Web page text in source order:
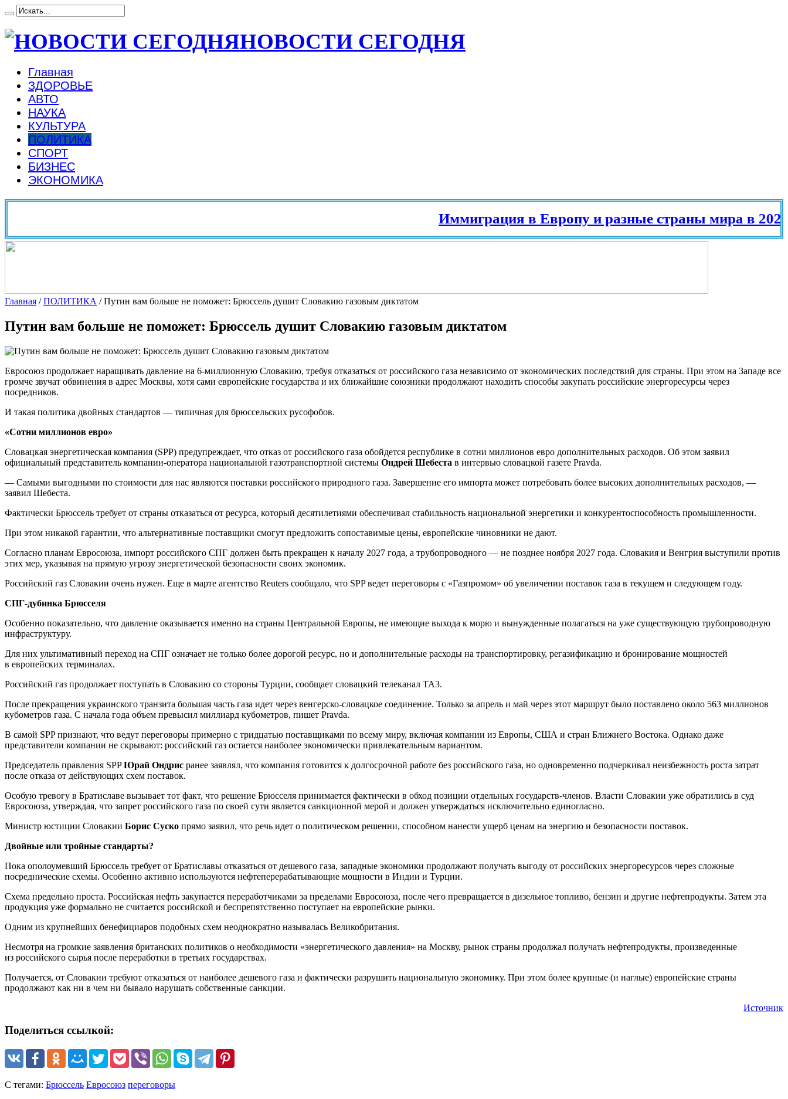
НОВОСТИ СЕГОДНЯ
Главная
ЗДОРОВЬЕ
АВТО
НАУКА
КУЛЬТУРА
ПОЛИТИКА
СПОРТ
БИЗНЕС
ЭКОНОМИКА
Иммиграция в Европу и разные страны мира в 2025 году
Главная /ПОЛИТИКА /Путин вам больше не поможет: Брюссель душит Словакию газовым диктатом
Путин вам больше не поможет: Брюссель душит Словакию газовым диктатом
Евросоюз продолжает наращивать давление на 6-миллионную Словакию, требуя отказаться от российского газа независимо от экономических последствий для страны. При этом на Западе все
громче звучат обвинения в адрес Москвы, хотя сами европейские государства и их ближайшие союзники продолжают находить способы закупать российские энергоресурсы через
посредников.
И такая политика двойных стандартов — типичная для брюссельских русофобов.
«Сотни миллионов евро»
Словацкая энергетическая компания (SPP) предупреждает, что отказ от российского газа обойдется республике в сотни миллионов евро дополнительных расходов. Об этом заявил
официальный представитель компании-оператора национальной газотранспортной системы Ондрей Шебеста в интервью словацкой газете Pravda.
— Самыми выгодными по стоимости для нас являются поставки российского природного газа. Завершение его импорта может потребовать более высоких дополнительных расходов, —
заявил Шебеста.
Фактически Брюссель требует от страны отказаться от ресурса, который десятилетиями обеспечивал стабильность национальной энергетики и конкурентоспособность промышленности.
При этом никакой гарантии, что альтернативные поставщики смогут предложить сопоставимые цены, европейские чиновники не дают.
Согласно планам Евросоюза, импорт российского СПГ должен быть прекращен к началу 2027 года, а трубопроводного — не позднее ноября 2027 года. Словакия и Венгрия выступили против
этих мер, указывая на прямую угрозу энергетической безопасности своих экономик.
Российский газ Словакии очень нужен. Еще в марте агентство Reuters сообщало, что SPP ведет переговоры с «Газпромом» об увеличении поставок газа в текущем и следующем году.
СПГ-дубинка Брюсселя
Особенно показательно, что давление оказывается именно на страны Центральной Европы, не имеющие выхода к морю и вынужденные полагаться на уже существующую трубопроводную
инфраструктуру.
Для них ультимативный переход на СПГ означает не только более дорогой ресурс, но и дополнительные расходы на транспортировку, регазификацию и бронирование мощностей
в европейских терминалах.
Российский газ продолжает поступать в Словакию со стороны Турции, сообщает словацкий телеканал TA3.
После прекращения украинского транзита большая часть газа идет через венгерско-словацкое соединение. Только за апрель и май через этот маршрут было поставлено около 563 миллионов
кубометров газа. С начала года объем превысил миллиард кубометров, пишет Pravda.
В самой SPP признают, что ведут переговоры примерно с тридцатью поставщиками по всему миру, включая компании из Европы, США и стран Ближнего Востока. Однако даже
представители компании не скрывают: российский газ остается наиболее экономически привлекательным вариантом.
Председатель правления SPPЮрай Ондрис ранее заявлял, что компания готовится к долгосрочной работе без российского газа, но одновременно подчеркивал неизбежность роста затрат
после отказа от действующих схем поставок.
Особую тревогу в Братиславе вызывает тот факт, что решение Брюсселя принимается фактически в обход позиции отдельных государств-членов. Власти Словакии уже обратились в суд
Евросоюза, утверждая, что запрет российского газа по своей сути является санкционной мерой и должен утверждаться исключительно единогласно.
Министр юстиции Словакии Борис Суско прямо заявил, что речь идет о политическом решении, способном нанести ущерб ценам на энергию и безопасности поставок.
Двойные или тройные стандарты?
Пока ополоумевший Брюссель требует от Братиславы отказаться от дешевого газа, западные экономики продолжают получать выгоду от российских энергоресурсов через сложные
посреднические схемы. Особенно активно используются нефтеперерабатывающие мощности в Индии и Турции.
Схема предельно проста. Российская нефть закупается переработчиками за пределами Евросоюза, после чего превращается в дизельное топливо, бензин и другие нефтепродукты. Затем эта
продукция уже формально не считается российской и беспрепятственно поступает на европейские рынки.
Одним из крупнейших бенефициаров подобных схем неоднократно называлась Великобритания.
Несмотря на громкие заявления британских политиков о необходимости «энергетического давления» на Москву, рынок страны продолжал получать нефтепродукты, произведенные
из российского сырья после переработки в третьих государствах.
Получается, от Словакии требуют отказаться от наиболее дешевого газа и фактически разрушить национальную экономику. При этом более крупные (и наглые) европейские страны
продолжают как ни в чем ни бывало нарушать собственные санкции.
Источник
Поделиться ссылкой:
С тегами: Брюссель Евросоюз переговоры